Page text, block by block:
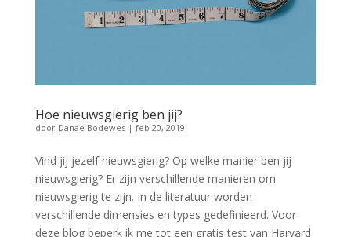
Hoe nieuwsgierig ben jij?
door Danae Bodewes| feb 20, 2019
Vind jij jezelf nieuwsgierig? Op welke manier ben jij
nieuwsgierig? Er zijn verschillende manieren om
nieuwsgierig te zijn. In de literatuur worden
verschillende dimensies en types gedefinieerd. Voor
deze blog beperk ik me tot een gratis test van Harvard